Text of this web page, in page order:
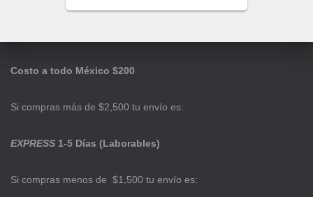
Costo a todo México $200
Si compras más de $2,500 tu envío es:
EXPRESS 1-5 Días (Laborables)
Si compras menos de $1,500 tu envío es: